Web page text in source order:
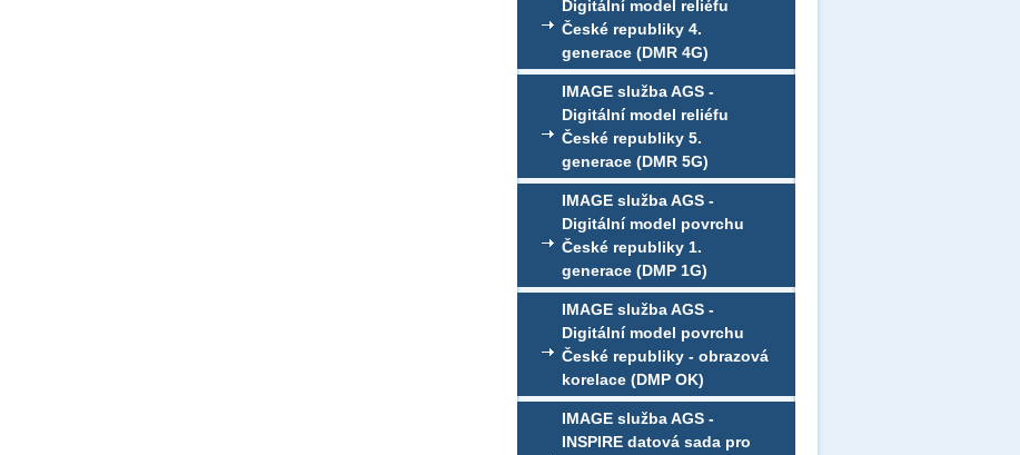
Digitální model reliéfu
České republiky 4.
generace (DMR 4G)
IMAGE služba AGS -
Digitální model reliéfu
České republiky 5.
generace (DMR 5G)
IMAGE služba AGS -
Digitální model povrchu
České republiky 1.
generace (DMP 1G)
IMAGE služba AGS -
Digitální model povrchu
České republiky - obrazová
korelace (DMP OK)
IMAGE služba AGS -
INSPIRE datová sada pro